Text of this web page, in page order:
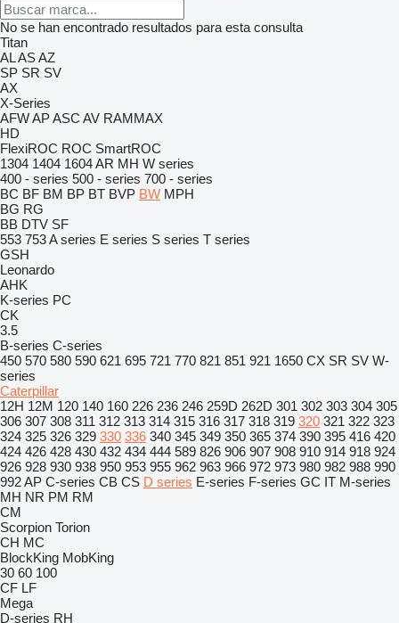
No se han encontrado resultados para esta consulta
Titan
ALASAZ
SP SR SV
AX
X-Series
AFWAPASC AV RAMMAX
HD
FlexiROC ROC SmartROC
1304 1404 1604AR MH W series
400 - series 500 - series 700 - series
BC BF BM BP BT BVP BW MPH
BG RG
BB DTV SF
553 753A series E series S series T series
GSH
Leonardo
AHK
K-series PC
CK
3.5
B-series C-series
450 570 580 590 621 695 721 770 821 851 921 1650 CX SR SV W-
series
Caterpillar
12H 12M 120 140 160 226 236 246 259D 262D 301 302 303 304 305
306 307 308 311 312 313 314 315 316 317 318 319 320 321 322 323
324 325 326 329 330 336 340 345 349 350 365 374 390 395 416 420
424 426 428 430 432 434 444 589 826 906 907 908 910 914 918 924
926 928 930 938 950 953 955 962 963 966 972 973 980 982 988 990
992AP C-series CB CS D series E-series F-series GC IT M-series
MH NR PM RM
CM
Scorpion Torion
CH MC
BlockKing MobKing
30 60 100
CF LF
Mega
D-series RH